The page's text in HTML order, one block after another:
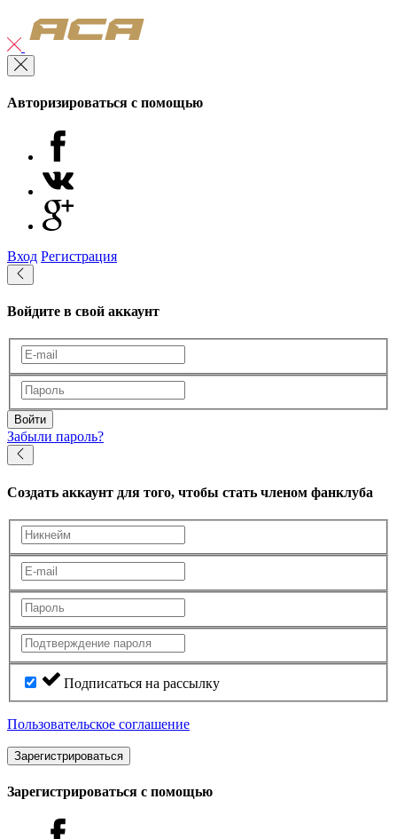
Авторизироваться с помощью
Вход Регистрация
Войдите в свой аккаунт
Войти
Забыли пароль?
Создать аккаунт для того, чтобы стать членом фанклуба
Подписаться на рассылку
Пользовательское соглашение
Зарегистрироваться
Зарегистрироваться с помощью